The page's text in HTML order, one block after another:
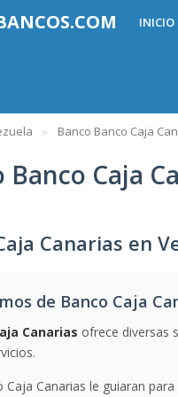
INICIO
Banco Banco Caja
Banco Caja
Canarias en
de Banco Caja
Canarias ofrece diversas
Caja Canarias le guiaran